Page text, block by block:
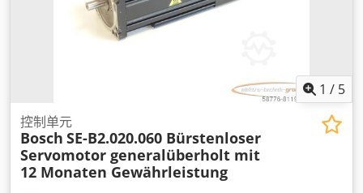
1 / 5
控制单元
Bosch SE-B2.020.060 Bürstenloser
Servomotor generalüberholt mit
12 Monaten Gewährleistung